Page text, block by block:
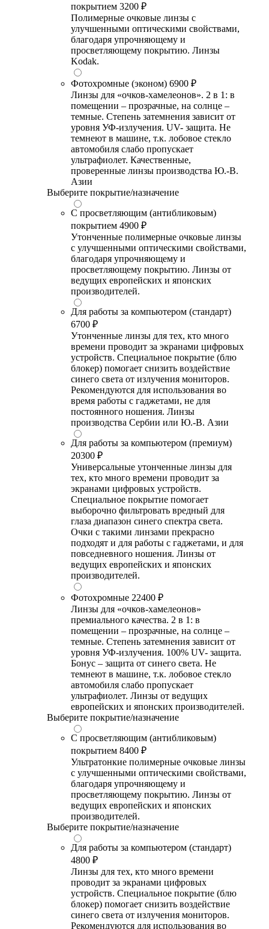
покрытием 3200 ₽
Полимерные очковые линзы с
улучшенными оптическими свойствами,
благодаря упрочняющему и
просветляющему покрытию. Линзы
Kodak.
Фотохромные (эконом) 6900 ₽
Линзы для «очков-хамелеонов». 2 в 1: в
помещении – прозрачные, на солнце –
темные. Степень затемнения зависит от
уровня УФ-излучения. UV- защита. Не
темнеют в машине, т.к. лобовое стекло
автомобиля слабо пропускает
ультрафиолет. Качественные,
проверенные линзы производства Ю.-В.
Азии
Выберите покрытие/назначение
С просветляющим (антибликовым)
покрытием 4900 ₽
Утонченные полимерные очковые линзы
с улучшенными оптическими свойствами,
благодаря упрочняющему и
просветляющему покрытию. Линзы от
ведущих европейских и японских
производителей.
Для работы за компьютером (стандарт)
6700 ₽
Утонченные линзы для тех, кто много
времени проводит за экранами цифровых
устройств. Специальное покрытие (блю
блокер) помогает снизить воздействие
синего света от излучения мониторов.
Рекомендуются для использования во
время работы с гаджетами, не для
постоянного ношения. Линзы
производства Сербии или Ю.-В. Азии
Для работы за компьютером (премиум)
20300 ₽
Универсальные утонченные линзы для
тех, кто много времени проводит за
экранами цифровых устройств.
Специальное покрытие помогает
выборочно фильтровать вредный для
глаза диапазон синего спектра света.
Очки с такими линзами прекрасно
подходят и для работы с гаджетами, и для
повседневного ношения. Линзы от
ведущих европейских и японских
производителей.
Фотохромные 22400 ₽
Линзы для «очков-хамелеонов»
премиального качества. 2 в 1: в
помещении – прозрачные, на солнце –
темные. Степень затемнения зависит от
уровня УФ-излучения. 100% UV- защита.
Бонус – защита от синего света. Не
темнеют в машине, т.к. лобовое стекло
автомобиля слабо пропускает
ультрафиолет. Линзы от ведущих
европейских и японских производителей.
Выберите покрытие/назначение
С просветляющим (антибликовым)
покрытием 8400 ₽
Ультратонкие полимерные очковые линзы
с улучшенными оптическими свойствами,
благодаря упрочняющему и
просветляющему покрытию. Линзы от
ведущих европейских и японских
производителей.
Выберите покрытие/назначение
Для работы за компьютером (стандарт)
4800 ₽
Линзы для тех, кто много времени
проводит за экранами цифровых
устройств. Специальное покрытие (блю
блокер) помогает снизить воздействие
синего света от излучения мониторов.
Рекомендуются для использования во